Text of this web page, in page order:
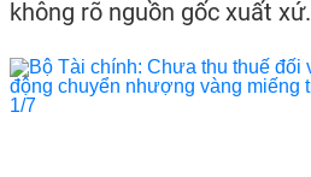
không rõ nguồn gốc xuất xứ.